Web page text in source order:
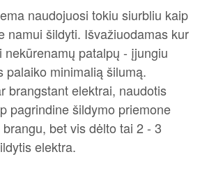
naudojuosi tokiu siurbliu kaip
namui šildyti. Išvažiuodamas kur
nekūrenamų patalpų - įjungiu
palaiko minimalią šilumą.
brangstant elektrai, naudotis
pagrindine šildymo priemone
bet vis dėlto tai 2 - 3
elektra.